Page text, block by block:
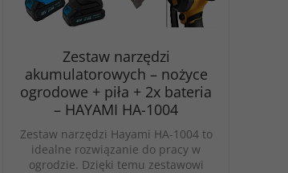
Zestaw narzędzi
akumulatorowych – nożyce
ogrodowe + piła + 2x bateria
– HAYAMI HA-1004
Zestaw narzędzi Hayami HA-1004 to
idealne rozwiązanie do pracy w
ogrodzie. Dzięki temu zestawowi